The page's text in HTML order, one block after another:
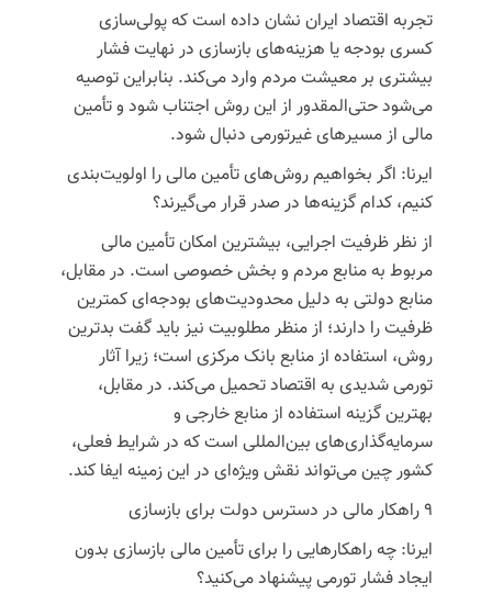
تجربه اقتصاد ایران نشان داده است که پولی‌سازی
کسری بودجه یا هزینه‌های بازسازی در نهایت فشار
بیشتری بر معیشت مردم وارد می‌کند. بنابراین توصیه
می‌شود حتی‌المقدور از این روش اجتناب شود و تأمین
مالی از مسیرهای غیرتورمی دنبال شود.
ایرنا: اگر بخواهیم روش‌های تأمین مالی را اولویت‌بندی
کنیم، کدام گزینه‌ها در صدر قرار می‌گیرند؟
از نظر ظرفیت اجرایی، بیشترین امکان تأمین مالی
مربوط به منابع مردم و بخش خصوصی است. در مقابل،
منابع دولتی به دلیل محدودیت‌های بودجه‌ای کمترین
ظرفیت را دارند؛ از منظر مطلوبیت نیز باید گفت بدترین
روش، استفاده از منابع بانک مرکزی است؛ زیرا آثار
تورمی شدیدی به اقتصاد تحمیل می‌کند. در مقابل،
بهترین گزینه استفاده از منابع خارجی و
سرمایه‌گذاری‌های بین‌المللی است که در شرایط فعلی،
کشور چین می‌تواند نقش ویژه‌ای در این زمینه ایفا کند.
۹ راهکار مالی در دسترس دولت برای بازسازی
ایرنا: چه راهکارهایی را برای تأمین مالی بازسازی بدون
ایجاد فشار تورمی پیشنهاد می‌کنید؟